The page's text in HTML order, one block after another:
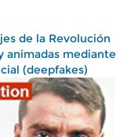
de la Revolución
animadas mediante
(deepfakes)